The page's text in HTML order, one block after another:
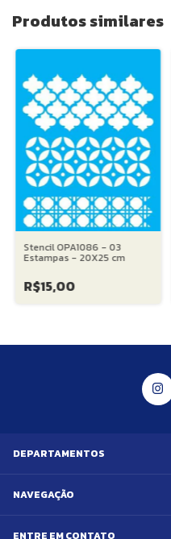
Produtos similares
Stencil OPA1086 - 03
Estampas - 20X25 cm
R$15,00
DEPARTAMENTOS
NAVEGAÇÃO
ENTRE EM CONTATO